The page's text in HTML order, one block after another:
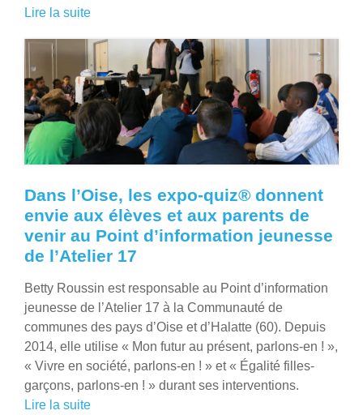
Lire la suite
Dans l’Oise, les expo-quiz® donnent
envie aux élèves et aux parents de
venir au Point d’information jeunesse
de l’Atelier 17
Betty Roussin est responsable au Point d’information
jeunesse de l’Atelier 17 à la Communauté de
communes des pays d’Oise et d’Halatte (60). Depuis
2014, elle utilise « Mon futur au présent, parlons-en ! »,
« Vivre en société, parlons-en ! » et « Égalité filles-
garçons, parlons-en ! » durant ses interventions.
Lire la suite